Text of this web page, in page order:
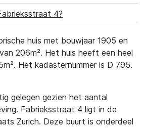
4?
huis met bouwjaar 1905 en
206m². Het huis heeft een heel
Het kadasternummer is D 795.
gelegen gezien het aantal
Fabrieksstraat 4 ligt in de
Zurich. Deze buurt is onderdeel